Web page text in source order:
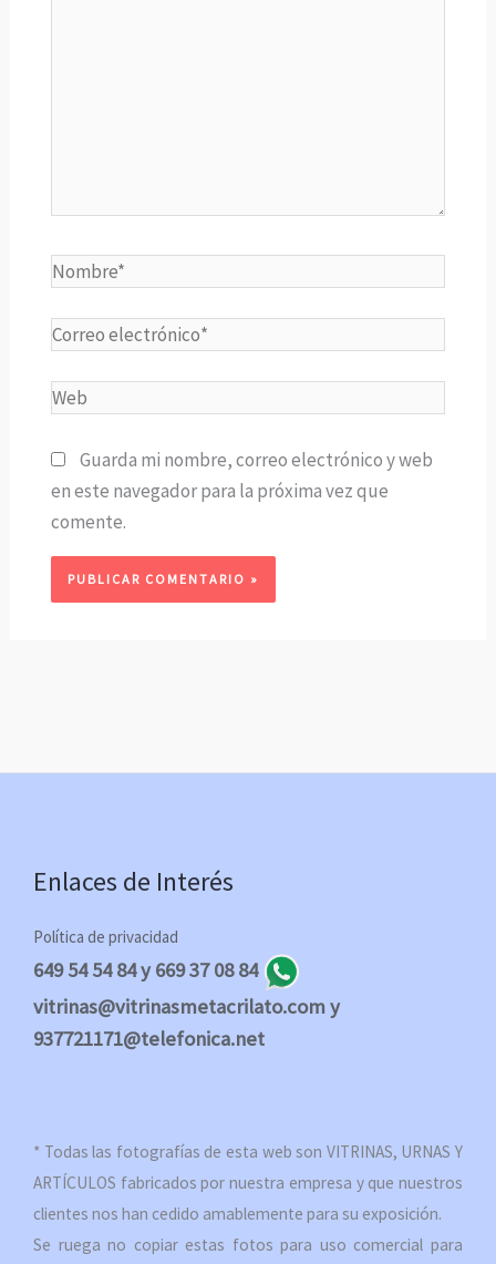
Nombre*
Correo
Web
Guarda mi nombre, correo electrónico y web
en este navegador para la próxima vez que
comente.
Enlaces de Interés
Política de privacidad
649 54 54 84 y 669 37 08 84
vitrinas@vitrinasmetacrilato.com y
937721171@telefonica.net
* Todas las fotografías de esta web son VITRINAS, URNAS Y
ARTÍCULOS fabricados por nuestra empresa y que nuestros
clientes nos han cedido amablemente para su exposición.
Se ruega no copiar estas fotos para uso comercial para